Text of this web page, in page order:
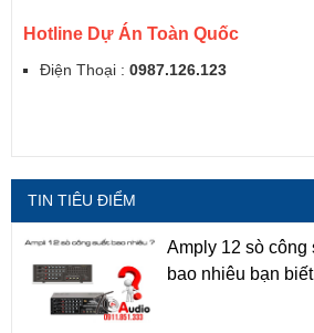
Hotline Dự Án Toàn Quốc
Điện Thoại : 0987.126.123
TIN TIÊU ĐIỂM
Amply 12 sò công
bao nhiêu bạn